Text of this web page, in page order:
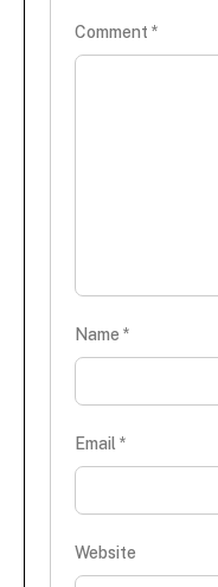
Comment *
Name *
Email *
Website